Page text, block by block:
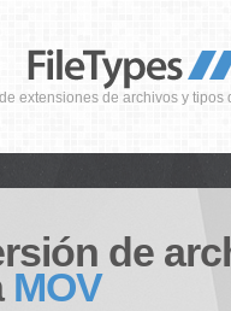
extensiones de archivos y tipos
de
MOV